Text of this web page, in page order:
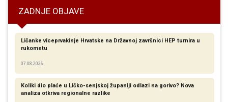
ZADNJE OBJAVE
Ličanke viceprvakinje Hrvatske na Državnoj završnici HEP turnira u
rukometu
07.08.2026
Koliki dio plaće u Ličko-senjskoj županiji odlazi na gorivo? Nova
analiza otkriva regionalne razlike​